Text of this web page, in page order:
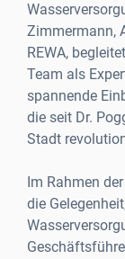
Zimmermann,
REWA,
Team als
spannende
die seit Dr.
Stadt
Im Rahmen
die